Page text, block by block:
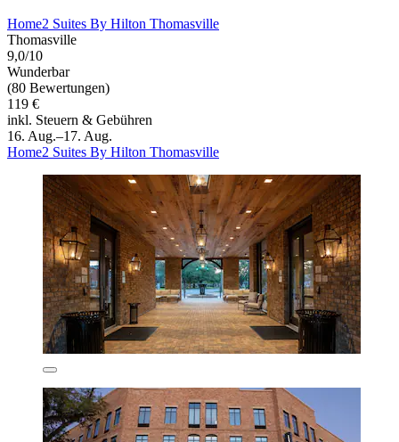
Home2 Suites By Hilton Thomasville
Thomasville
9,0/10
Wunderbar
(80 Bewertungen)
119 €
inkl. Steuern & Gebühren
16. Aug.–17. Aug.
Home2 Suites By Hilton Thomasville